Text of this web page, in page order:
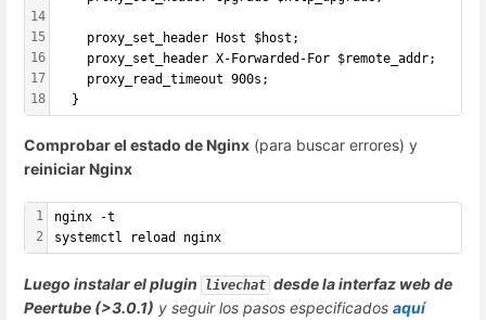
14
15
16
17
18
    proxy_set_header Host $host;
    proxy_set_header X-Forwarded-For $remote_addr;
    proxy_read_timeout 900s;
  }
Comprobar el estado de Nginx (para buscar errores) y
reiniciar Nginx
1
2
nginx -t
systemctl reload nginx
Luego instalar el plugin livechat desde la interfaz web de
Peertube (>3.0.1) y seguir los pasos especificados aquí